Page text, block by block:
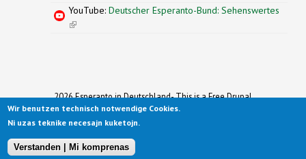
YouTube: Deutscher Esperanto-Bund: Sehenswertes
(link is external)
2026 Esperanto in Deutschland- This is a Free Drupal
Theme
Ported to Drupal for the Open Source Community by
Original design by
Wir benutzen technisch notwendige Cookies.
Ni uzas teknike necesajn kuketojn.
Verstanden | Mi komprenas